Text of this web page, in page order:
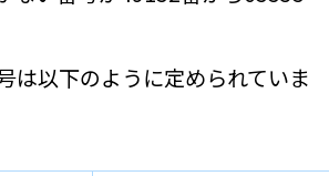
は以下のように定められていま